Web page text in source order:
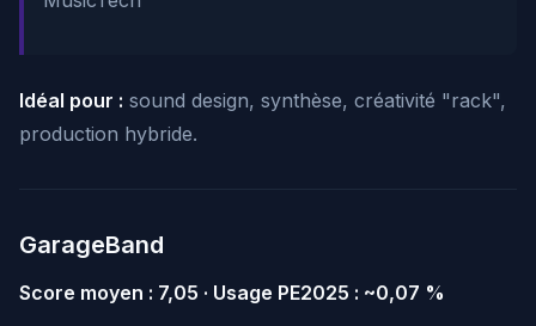
Idéal pour : sound design, synthèse, créativité "rack",
production hybride.
GarageBand
Score moyen : 7,05 · Usage PE2025 : ~0,07 %